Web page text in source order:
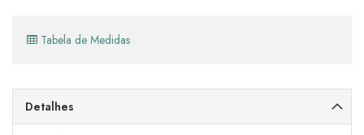
Tabela de Medidas
Detalhes